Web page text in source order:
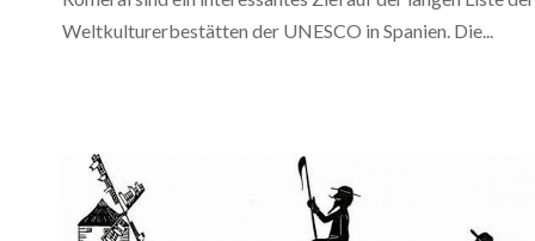
Weltkulturerbestätten der UNESCO in Spanien. Die...